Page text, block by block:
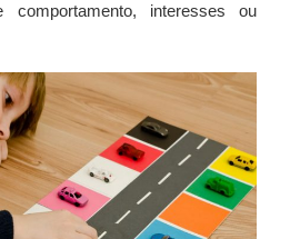
comportamento, interesses ou